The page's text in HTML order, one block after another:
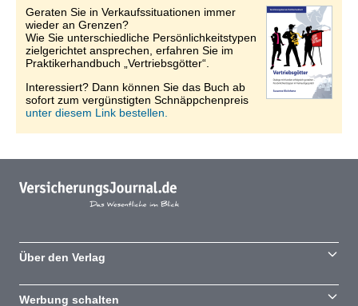
Geraten Sie in Verkaufssituationen immer
wieder an Grenzen?
Wie Sie unterschiedliche Persönlichkeitstypen
zielgerichtet ansprechen, erfahren Sie im
Praktikerhandbuch „Vertriebsgötter“.
Interessiert? Dann können Sie das Buch ab
sofort zum vergünstigten Schnäppchenpreis
unter diesem Link bestellen.
Über den Verlag
Werbung schalten